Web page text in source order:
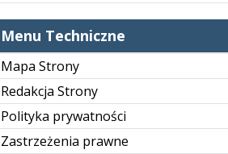
Menu Techniczne
Mapa Strony
Redakcja Strony
Polityka prywatności
Zastrzeżenia prawne